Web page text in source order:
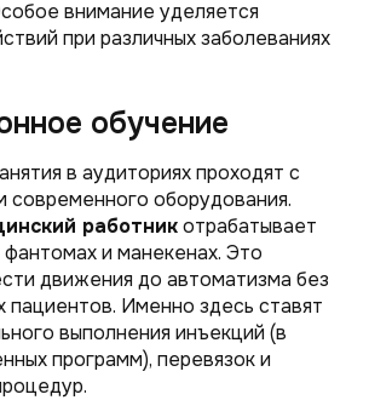
внимание уделяется
при различных заболеваниях
обучение
в аудиториях проходят с
современного оборудования.
работникотрабатывает
и манекенах. Это
движения до автоматизма без
пациентов. Именно здесь ставят
выполнения инъекций (в
программ), перевязок и